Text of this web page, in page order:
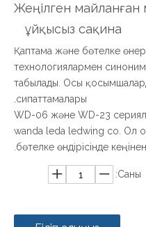
Жеңілген майланған
ұйқысыз сақина
Қаптама және бөтелке
технологиялармен
табылады. Осы
сипаттамалары.
WD-06 және WD-23
wanda leda ledwing co. Ол
бөтелке өндірісінде
Саны: